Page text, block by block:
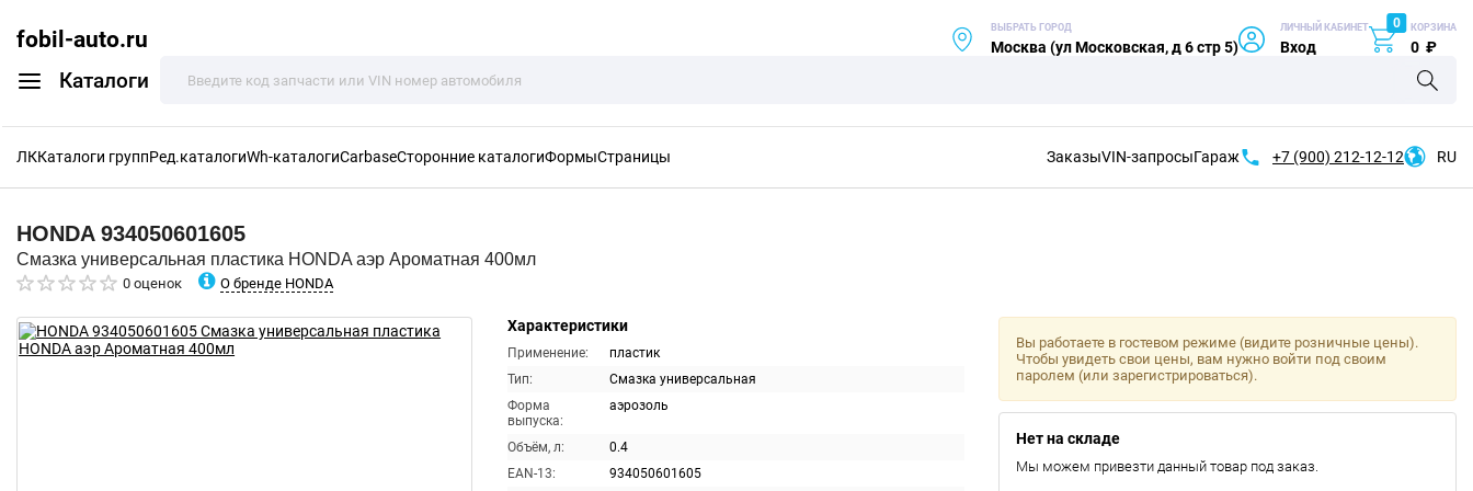
fobil-auto.ru
Каталоги
ВЫБРАТЬ ГОРОД
Москва (ул Московская, д 6 стр 5)
ЛИЧНЫЙ КАБИНЕТ
Вход
0 КОРЗИНА
0 ₽
ЛККаталоги группРед.каталогиWh-каталогиCarbaseСторонние каталогиФормыСтраницы ЗаказыVIN-запросыГараж +7 (900) 212-12-12 RU
HONDA 934050601605
Смазка универсальная пластика HONDA аэр Ароматная 400мл
0 оценок О бренде HONDA
Характеристики
Применение:
пластик
Тип:
Смазка универсальная
Форма
выпуска:
аэрозоль
Объём, л:
0.4
EAN-13:
934050601605
Вы работаете в гостевом режиме (видите розничные цены).
Чтобы увидеть свои цены, вам нужно войти под своим
паролем (или зарегистрироваться).
Нет на складе
Мы можем привезти данный товар под заказ.